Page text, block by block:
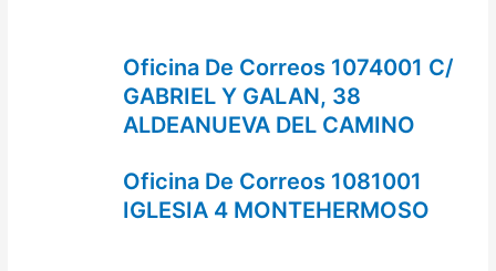
Oficina De Correos 1074001 C/
GABRIEL Y GALAN, 38
ALDEANUEVA DEL CAMINO
Oficina De Correos 1081001
IGLESIA 4 MONTEHERMOSO